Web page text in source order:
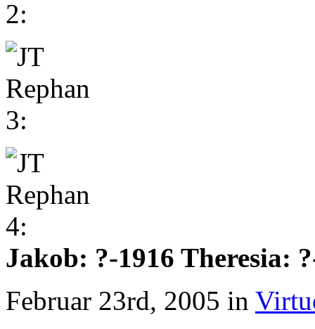
Jakob: ?-1916 Theresia:
Februar 23rd, 2005 in